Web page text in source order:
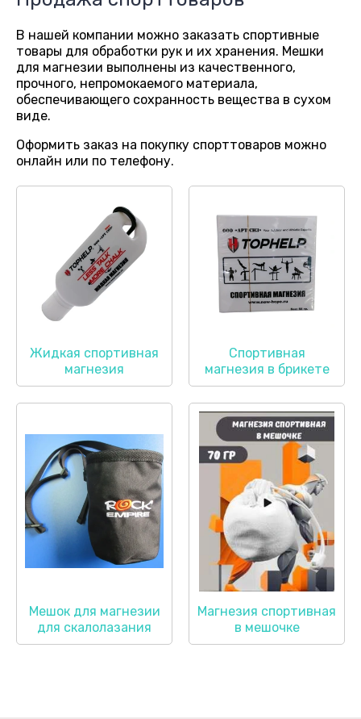
В нашей компании можно заказать спортивные
товары для обработки рук и их хранения. Мешки
для магнезии выполнены из качественного,
прочного, непромокаемого материала,
обеспечивающего сохранность вещества в сухом
виде.
Оформить заказ на покупку спорттоваров можно
онлайн или по телефону.
Жидкая спортивная
магнезия
Спортивная
магнезия в брикете
Мешок для магнезии
для скалолазания
Магнезия спортивная
в мешочке